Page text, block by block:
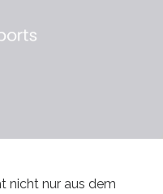
nicht nur aus dem